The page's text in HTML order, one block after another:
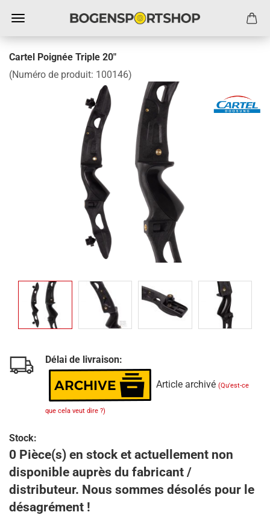
Cartel Poignée Triple 20"
(Numéro de produit: 100146)
Délai de livraison:
Article archivé (Qu'est-ce
que cela veut dire ?)
Stock:
0 Pièce(s) en stock et actuellement non
disponible auprès du fabricant /
distributeur. Nous sommes désolés pour le
désagrément !